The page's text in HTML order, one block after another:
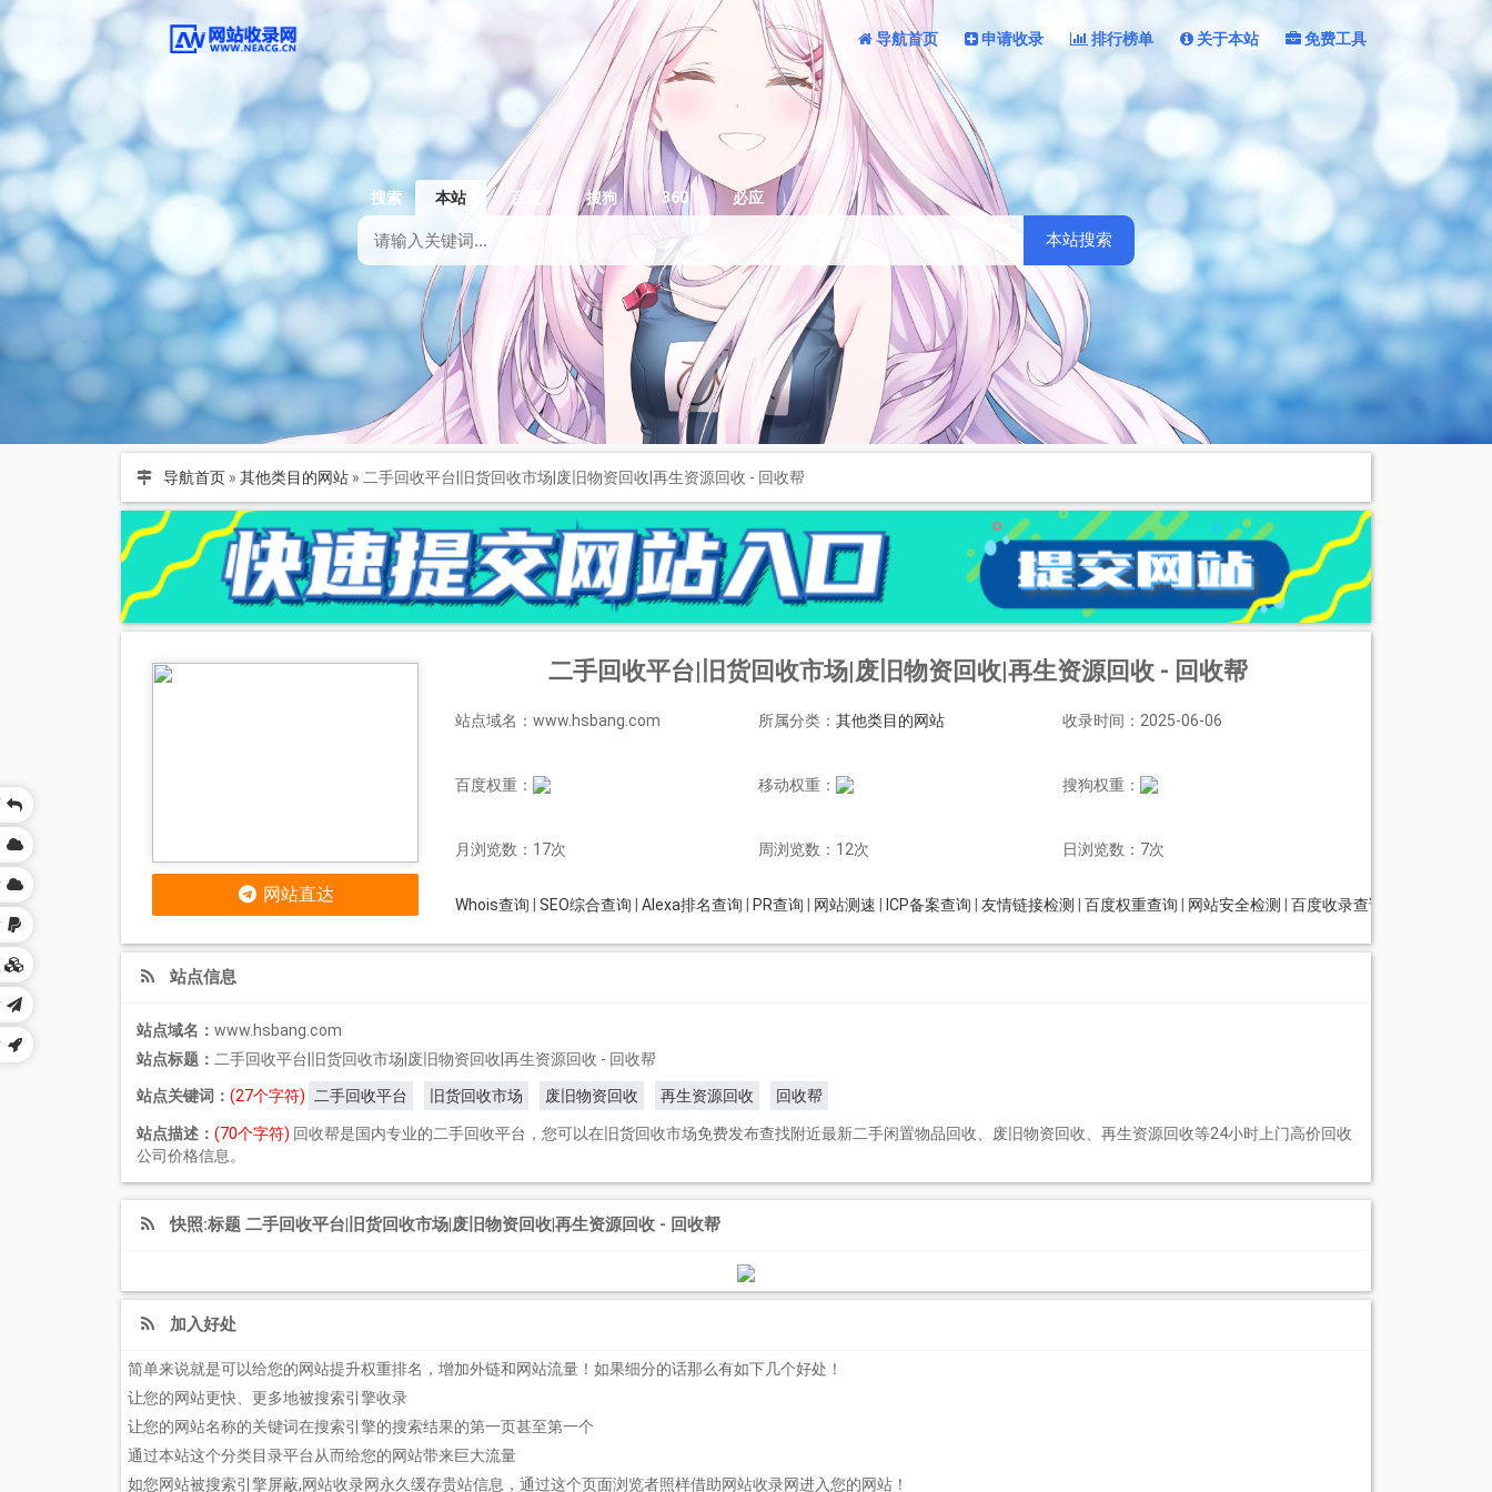
导航首页 申请收录 排行榜单 关于本站 免费工具
搜索 本站 百度 搜狗 360 必应
本站搜索
导航首页» 其他类目的网站» 二手回收平台|旧货回收市场|废旧物资回收|再生资源回收 - 回收帮
二手回收平台|旧货回收市场|废旧物资回收|再生资源回收 - 回收帮
站点域名：www.hsbang.com 所属分类：其他类目的网站 收录时间：2025-06-06
百度权重： 移动权重： 搜狗权重：
月浏览数：17次 周浏览数：12次 日浏览数：7次
Whois查询 SEO综合查询 Alexa排名查询 PR查询 网站测速 ICP备案查询 友情链接检测 百度权重查询 网站安全检测 百度收录查询
网站直达
站点信息
站点域名： www.hsbang.com
站点标题： 二手回收平台|旧货回收市场|废旧物资回收|再生资源回收 - 回收帮
站点关键词： (27个字符) 二手回收平台 旧货回收市场 废旧物资回收 再生资源回收 回收帮
站点描述： (70个字符) 回收帮是国内专业的二手回收平台，您可以在旧货回收市场免费发布查找附近最新二手闲置物品回收、废旧物资回收、再生资源回收等24小时上门高价回收
公司价格信息。
快照:标题 二手回收平台|旧货回收市场|废旧物资回收|再生资源回收 - 回收帮
加入好处
简单来说就是可以给您的网站提升权重排名，增加外链和网站流量！如果细分的话那么有如下几个好处！
让您的网站更快、更多地被搜索引擎收录
让您的网站名称的关键词在搜索引擎的搜索结果的第一页甚至第一个
通过本站这个分类目录平台从而给您的网站带来巨大流量
如您网站被搜索引擎屏蔽,网站收录网永久缓存贵站信息，通过这个页面浏览者照样借助网站收录网进入您的网站！